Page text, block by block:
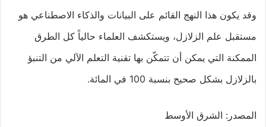
وقد يكون هذا النهج القائم على البيانات والذكاء الاصطناعي هو
مستقبل علم الزلازل، ويستكشف العلماء حالياً كل الطرق
الممكنة التي يمكن أن تتمكّن بها تقنية التعلم الآلي من التنبؤ
بالزلازل بشكل صحيح بنسبة 100 في المائة.
المصدر: الشرق الأوسط